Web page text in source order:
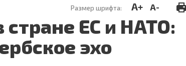
Размер шрифта: A+ A-
ЕС и НАТО:
эхо